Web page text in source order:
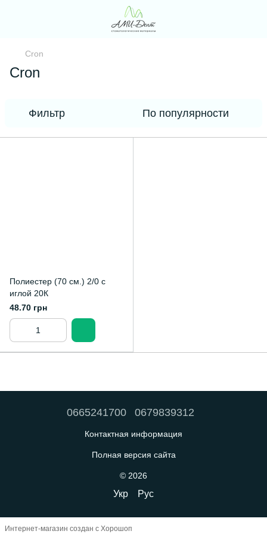
Cron
Cron
Фильтр По популярности
Полиестер (70 см.) 2/0 с
иглой 20К
48.70 грн
0665241700 0679839312
Контактная информация
Полная версия сайта
© 2026
Укр Рус
Интернет-магазин создан с Хорошоп